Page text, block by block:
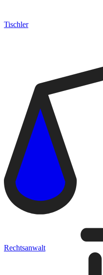
Tischler
Rechtsanwalt